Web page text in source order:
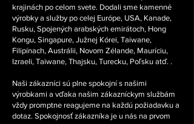
krajinách po celom svete. Dodali sme kamenné
výrobky a služby po celej Európe, USA, Kanade,
Rusku, Spojených arabských emirátoch, Hong
Kongu, Singapure, Južnej Kórei, Taiwane,
Filipínach, Austrálii, Novom Zélande, Mauríciu,
Izraeli, Taiwane, Thajsku, Turecku, Poľsku atď. .
Naši zákazníci sú plne spokojní s našimi
výrobkami a vďaka našim zákazníckym službám
vždy promptne reagujeme na každú požiadavku a
dotaz. Spokojnosť zákazníka je u nás na prvom